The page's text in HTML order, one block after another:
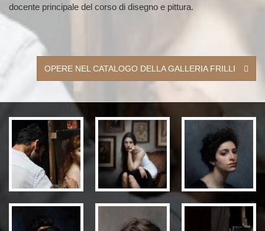
docente principale del corso di disegno e pittura.
OPERE NEL CATALOGO DELLA GALLERIA FRILLI